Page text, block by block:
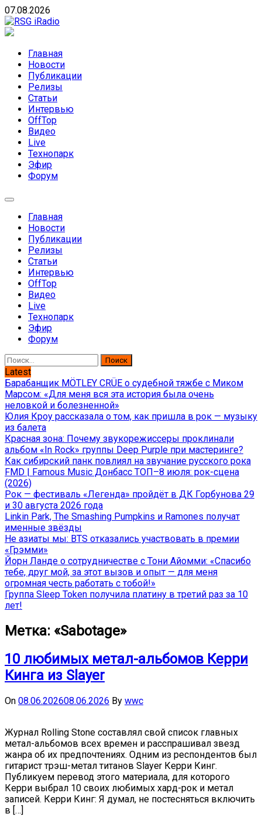
Skip
to
content
07.08.2026
направлений без возрастных ограничений
Главная
Новости
Публикации
Релизы
Статьи
Интервью
OffTop
Видео
Live
Технопарк
Эфир
Форум
Главная
Новости
Публикации
Релизы
Статьи
Интервью
OffTop
Видео
Live
Технопарк
Эфир
Форум
Найти:
Latest
Барабанщик MÖTLEY CRÜE о судебной тяжбе с Миком
Марсом: «Для меня вся эта история была очень
неловкой и болезненной»
Юлия Кроу рассказала о том, как пришла в рок — музыку
из балета
Красная зона: Почему звукорежиссеры проклинали
альбом «In Rock» группы Deep Purple при мастеринге?
Как сибирский панк повлиял на звучание русского рока
FMD | Famous Music Донбасс ТОП–8 июля: рок-сцена
(2026)
Рок — фестиваль «Легенда» пройдёт в ДК Горбунова 29
и 30 августа 2026 года
Linkin Park, The Smashing Pumpkins и Ramones получат
именные звёзды
Не азиаты мы: BTS отказались участвовать в премии
«Грэмми»
Йорн Ланде о сотрудничестве с Тони Айомми: «Спасибо
тебе, друг мой, за этот вызов и опыт — для меня
огромная честь работать с тобой!»
Группа Sleep Token получила платину в третий раз за 10
лет!
Метка: «Sabotage»
10 любимых метал-альбомов Керри
Кинга из Slayer
On 08.06.202608.06.2026 By wwc
Журнал Rolling Stone составлял свой список главных
метал-альбомов всех времен и расспрашивал звезд
жанра об их предпочтениях. Одним из респондентов был
гитарист трэш-метал титанов Slayer Керри Кинг.
Публикуем перевод этого материала, для которого
Керри выбрал 10 своих любимых хард-рок и метал
записей. Керри Кинг: Я думал, не постесняться включить
в […]